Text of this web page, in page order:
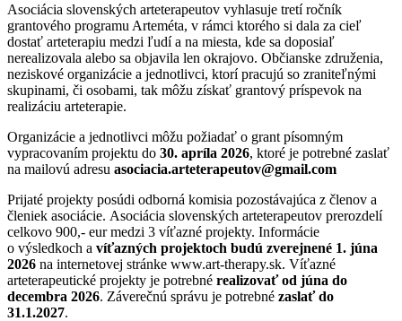
Asociácia slovenských arteterapeutov vyhlasuje tretí ročník
grantového programu Arteméta, v rámci ktorého si dala za cieľ
dostať arteterapiu medzi ľudí a na miesta, kde sa doposiaľ
nerealizovala alebo sa objavila len okrajovo. Občianske združenia,
neziskové organizácie a jednotlivci, ktorí pracujú so zraniteľnými
skupinami, či osobami, tak môžu získať grantový príspevok na
realizáciu arteterapie.
Organizácie a jednotlivci môžu požiadať o grant písomným
vypracovaním projektu do 30. apríla 2026, ktoré je potrebné zaslať
na mailovú adresu asociacia.arteterapeutov@gmail.com
Prijaté projekty posúdi odborná komisia pozostávajúca z členov a
členiek asociácie. Asociácia slovenských arteterapeutov prerozdelí
celkovo 900,- eur medzi 3 víťazné projekty. Informácie
o výsledkoch a víťazných projektoch budú zverejnené 1. júna
2026 na internetovej stránke www.art-therapy.sk. Víťazné
arteterapeutické projekty je potrebné realizovať od júna do
decembra 2026. Záverečnú správu je potrebné zaslať do
31.1.2027.